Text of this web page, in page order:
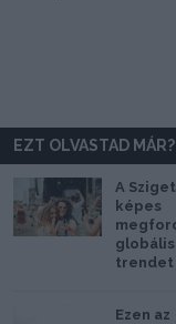
EZT OLVASTAD MÁR?
A
képes
trendet
Ezen az